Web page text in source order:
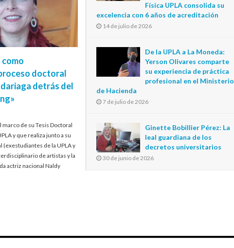
doctoral
detrás del
de su Tesis Doctoral
y que realiza junto a su
(exestudiantes de la UPLA y
de artistas y la
actriz nacional Naldy
Física UPLA consolida su
excelencia con 6 años de acreditación
14 de julio de 2026
De la UPLA a La Moneda:
Yerson Olivares comparte
su experiencia de práctica
profesional en el Ministerio
de Hacienda
7 de julio de 2026
Ginette Bobillier Pérez: La
leal guardiana de los
decretos universitarios
30 de junio de 2026